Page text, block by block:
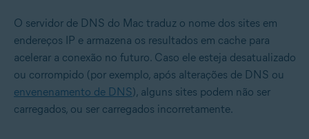
O servidor de DNS do Mac traduz o nome dos sites em
endereços IP e armazena os resultados em cache para
acelerar a conexão no futuro. Caso ele esteja desatualizado
ou corrompido (por exemplo, após alterações de DNS ou
envenenamento de DNS), alguns sites podem não ser
carregados, ou ser carregados incorretamente.